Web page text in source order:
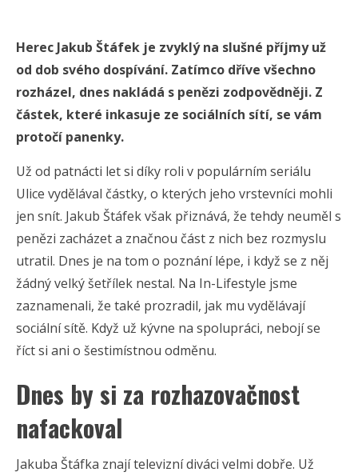
Herec Jakub Štáfek je zvyklý na slušné příjmy už
od dob svého dospívání. Zatímco dříve všechno
rozházel, dnes nakládá s penězi zodpovědněji. Z
částek, které inkasuje ze sociálních sítí, se vám
protočí panenky.
Už od patnácti let si díky roli v populárním seriálu
Ulice vydělával částky, o kterých jeho vrstevníci mohli
jen snít. Jakub Štáfek však přiznává, že tehdy neuměl s
penězi zacházet a značnou část z nich bez rozmyslu
utratil. Dnes je na tom o poznání lépe, i když se z něj
žádný velký šetřílek nestal. Na In-Lifestyle jsme
zaznamenali, že také prozradil, jak mu vydělávají
sociální sítě. Když už kývne na spolupráci, nebojí se
říct si ani o šestimístnou odměnu.
Dnes by si za rozhazovačnost
nafackoval
Jakuba Štáfka znají televizní diváci velmi dobře. Už